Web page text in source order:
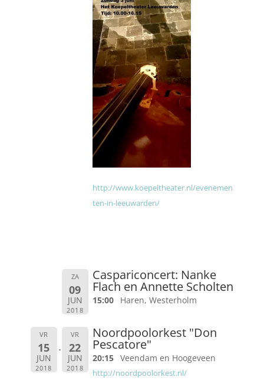
http://www.koepeltheater.nl/evenemen
ten-in-leeuwarden/
ZA
09
JUN
2018
Caspariconcert: Nanke
Flach en Annette Scholten
15:00 Haren, Westerholm
VR
15
JUN
2018
VR
22
JUN
2018
Noordpoolorkest "Don
Pescatore"
20:15 Veendam en Hoogeveen
http://noordpoolorkest.nl/